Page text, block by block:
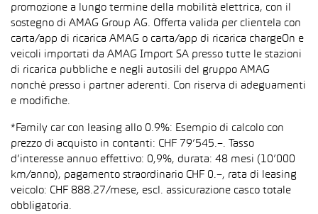
promozione a lungo termine della mobilità elettrica, con il
sostegno di AMAG Group AG. Offerta valida per clientela con
carta/app di ricarica AMAG o carta/app di ricarica chargeOn e
veicoli importati da AMAG Import SA presso tutte le stazioni
di ricarica pubbliche e negli autosili del gruppo AMAG
nonché presso i partner aderenti. Con riserva di adeguamenti
e modifiche.
*Family car con leasing allo 0.9%: Esempio di calcolo con
prezzo di acquisto in contanti: CHF 79’545.–. Tasso
d’interesse annuo effettivo: 0,9%, durata: 48 mesi (10’000
km/anno), pagamento straordinario CHF 0.–, rata di leasing
veicolo: CHF 888.27/mese, escl. assicurazione casco totale
obbligatoria.